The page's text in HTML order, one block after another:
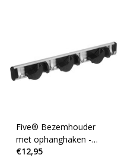
Five® Bezemhouder
met ophanghaken -
164574 - Anti-slip &
€12,95